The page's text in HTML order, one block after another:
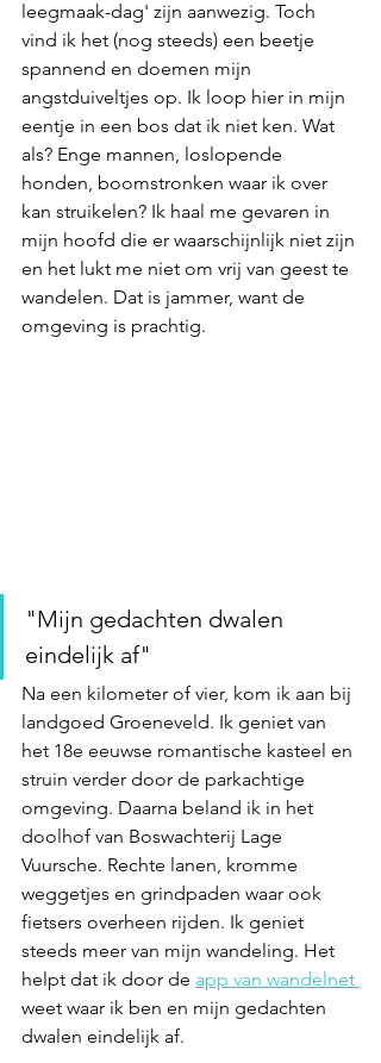
leegmaak-dag' zijn aanwezig. Toch
vind ik het (nog steeds) een beetje
spannend en doemen mijn
angstduiveltjes op. Ik loop hier in mijn
eentje in een bos dat ik niet ken. Wat
als? Enge mannen, loslopende
honden, boomstronken waar ik over
kan struikelen? Ik haal me gevaren in
mijn hoofd die er waarschijnlijk niet zijn
en het lukt me niet om vrij van geest te
wandelen. Dat is jammer, want de
omgeving is prachtig.
"Mijn gedachten dwalen
eindelijk af"
Na een kilometer of vier, kom ik aan bij
landgoed Groeneveld. Ik geniet van
het 18e eeuwse romantische kasteel en
struin verder door de parkachtige
omgeving. Daarna beland ik in het
doolhof van Boswachterij Lage
Vuursche. Rechte lanen, kromme
weggetjes en grindpaden waar ook
fietsers overheen rijden. Ik geniet
steeds meer van mijn wandeling. Het
helpt dat ik door de app van wandelnet
weet waar ik ben en mijn gedachten
dwalen eindelijk af.